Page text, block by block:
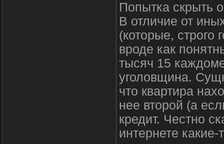
Попытка скрыть
В отличие от
(которые,
вроде как
тысяч 15
уголовщина.
что квартира
нее второй (а
кредит. Честно
интернете какие-